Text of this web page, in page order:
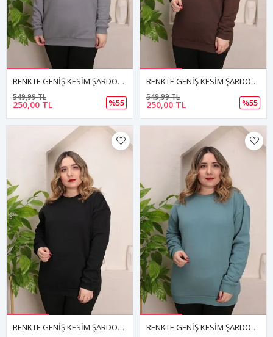
RENKTE GENİŞ KESİM ŞARDONLU DÜZ FÜME SWEAT
250,00 TL
549,99 TL
%55
RENKTE GENİŞ KESİM ŞARDONLU DÜZ KAHVERENGİ SWEAT
250,00 TL
549,99 TL
%55
RENKTE GENİŞ KESİM ŞARDONLU DÜZ SİYAH SWEAT RENKTE GENİŞ KESİM ŞARDONLU DÜZ YEŞİL SWEAT